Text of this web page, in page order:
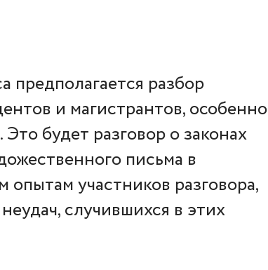
предполагается разбор
и магистрантов, особенно
будет разговор о законах
письма в
участников разговора,
случившихся в этих